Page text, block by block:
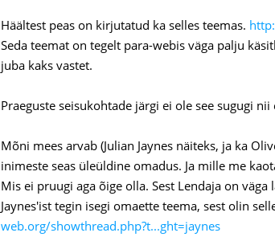
Häältest peas on kirjutatud ka selles teemas.
Seda teemat on tegelt para-webis väga palju
juba kaks vastet.
Praeguste seisukohtade järgi ei ole see sugugi
Mõni mees arvab (Julian Jaynes näiteks, ja ka
inimeste seas üleüldine omadus. Ja mille me
Mis ei pruugi aga õige olla. Sest Lendaja on
Jaynes'ist tegin isegi omaette teema, sest olin
web.org/showthread.php?t...ght=jaynes